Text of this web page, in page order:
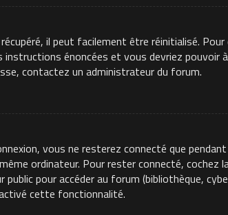
il peut facilement être réinitialisé.
instructions énoncées et vous devriez pouvoir
contactez un administrateur du forum.
vous ne resterez connecté que pendant
ordinateur. Pour rester connecté, cochez
pour accéder au forum (bibliothèque,
cette fonctionnalité.